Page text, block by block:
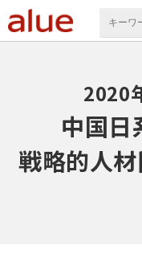
2020
中国日
戦略的人